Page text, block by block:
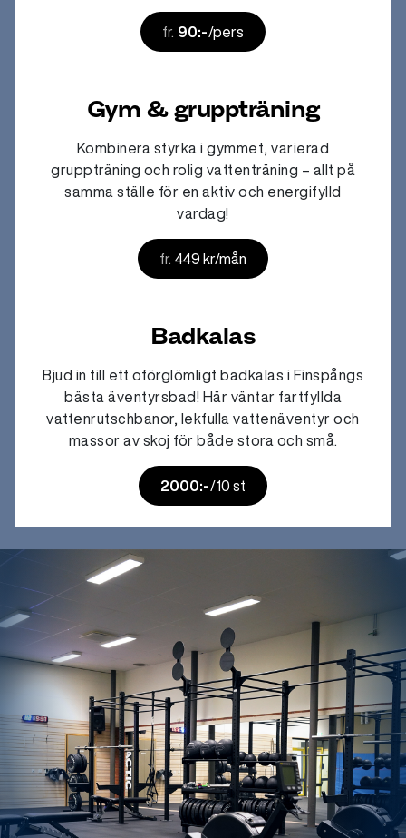
fr. 90:-/pers
Gym & gruppträning
Kombinera styrka i gymmet, varierad
gruppträning och rolig vattenträning – allt på
samma ställe för en aktiv och energifylld
vardag!
fr. 449 kr/mån
Badkalas
Bjud in till ett oförglömligt badkalas i Finspångs
bästa äventyrsbad! Här väntar fartfyllda
vattenrutschbanor, lekfulla vattenäventyr och
massor av skoj för både stora och små.
2000:-/10 st